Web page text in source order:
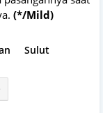
(*/Mild)
Sulut